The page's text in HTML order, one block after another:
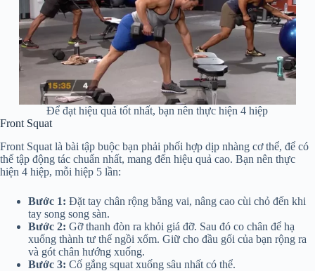
Để đạt hiệu quả tốt nhất, bạn nên thực hiện 4 hiệp
Front Squat
Front Squat là bài tập buộc bạn phải phối hợp dịp nhàng cơ thể, để có
thể tập động tác chuẩn nhất, mang đến hiệu quả cao. Bạn nên thực
hiện 4 hiệp, mỗi hiệp 5 lần:
Bước 1: Đặt tay chân rộng bằng vai, nâng cao cùi chỏ đến khi
tay song song sàn.
Bước 2: Gỡ thanh đòn ra khỏi giá đỡ. Sau đó co chân để hạ
xuống thành tư thế ngồi xổm. Giữ cho đầu gối của bạn rộng ra
và gót chân hướng xuống.
Bước 3: Cố gắng squat xuống sâu nhất có thể.